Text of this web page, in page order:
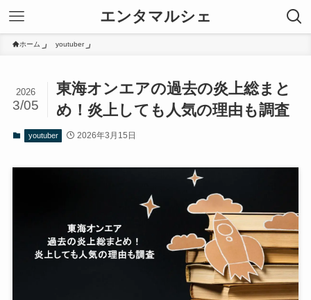
エンタマルシェ
ホーム youtuber
東海オンエアの過去の炎上総まと
め！炎上しても人気の理由も調査
2026
3/05
youtuber 2026年3月15日